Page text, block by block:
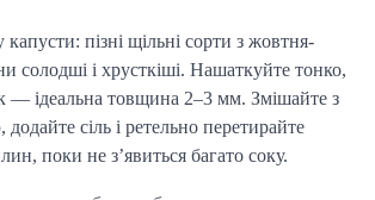
пізні щільні сорти з жовтня-
солодші і хрусткіші. Нашаткуйте тонко,
— ідеальна товщина 2–3 мм. Змішайте з
сіль і ретельно перетирайте
поки не з’явиться багато соку.